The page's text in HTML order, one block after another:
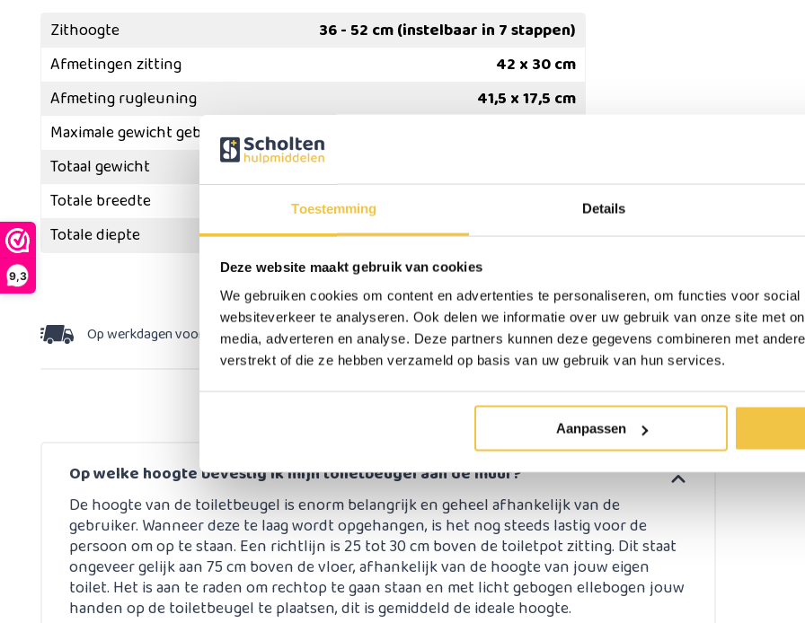
Toestemming Details
Deze website maakt gebruik van cookies
We gebruiken cookies om content en advertenties te personaliseren, om functies voor
websiteverkeer te analyseren. Ook delen we informatie over uw gebruik van onze site met
media, adverteren en analyse. Deze partners kunnen deze gegevens combineren met
verstrekt of die ze hebben verzameld op basis van uw gebruik van hun services.
Aanpassen
9,3
Zithoogte
36 - 52 cm (instelbaar in 7 stappen)
Afmetingen zitting
42 x 30 cm
Afmeting rugleuning
41,5 x 17,5 cm
Maximale gewicht gebruiker
Totaal gewicht
Totale breedte
Totale diepte
45 cm
Meerspecificaties
Op werkdagen voor 15:30 besteld,dezelfde dag verzonden Persoonlijkadvies op
Op welke hoogte bevestig ik mijn toiletbeugel aan de muur?
De hoogte van de toiletbeugel is enorm belangrijk en geheel afhankelijk van de
gebruiker. Wanneer deze te laag wordt opgehangen, is het nog steeds lastig voor de
persoon om op te staan. Een richtlijn is 25 tot 30 cm boven de toiletpot zitting. Dit staat
ongeveer gelijk aan 75 cm boven de vloer, afhankelijk van de hoogte van jouw eigen
toilet. Het is aan te raden om rechtop te gaan staan en met licht gebogen ellebogen jouw
handen op de toiletbeugel te plaatsen, dit is gemiddeld de ideale hoogte.